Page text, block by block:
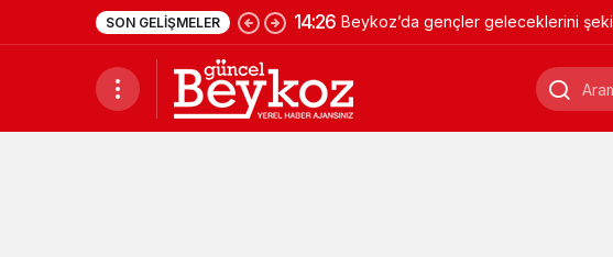
SON GELIŞMELER 14:26 Beykoz’da gençler geleceklerini